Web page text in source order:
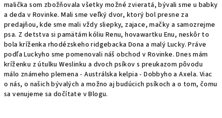
malička som zbožňovala všetky možné zvieratá, bývali sme u babky
a deda v Rovinke. Mali sme veľký dvor, ktorý bol presne za
predajňou, kde sme mali vždy sliepky, zajace, mačky a samozrejme
psa. Z detstva si pamätám kóliu Renu, hovawartku Enu, neskôr to
bola kríženka rhodézskeho ridgebacka Dona a malý Lucky. Práve
podľa Luckyho sme pomenovali náš obchod v Rovinke. Dnes mám
kríženku z útulku Weslinku a dvoch psíkov s preukazom pôvodu
málo známeho plemena - Austrálska kelpia - Dobbyho a Axela. Viac
o nás, o našich bývalých a možno aj budúcich psíkoch a o tom, čomu
sa venujeme sa dočítate v Blogu.